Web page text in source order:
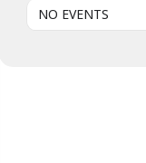
NO EVENTS